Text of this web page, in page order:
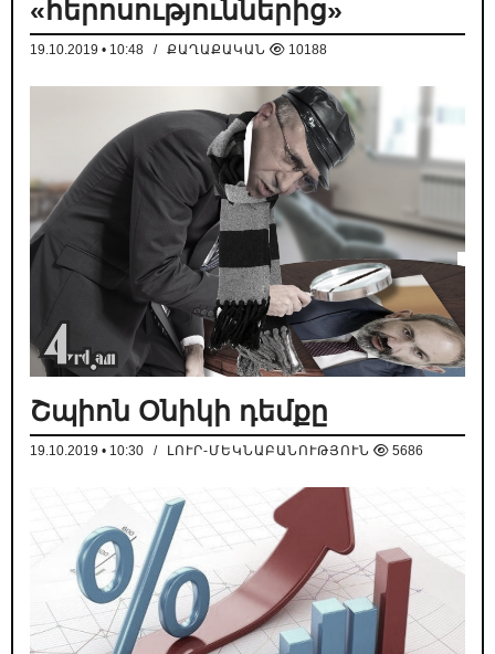
«հերոսություններից»
19.10.2019 • 10:48 / ՔԱՂԱՔԱԿԱՆ 10188
Շպիոն Օնիկի դեմքը
19.10.2019 • 10:30 / ԼՈՒՐ-ՄԵԿՆԱԲԱՆՈՒԹՅՈՒՆ 5686